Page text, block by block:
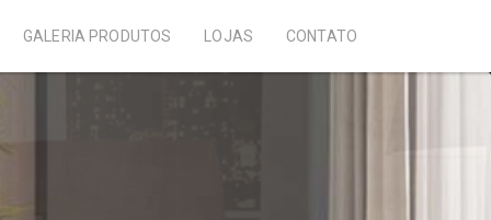
GALERIA PRODUTOS LOJAS CONTATO